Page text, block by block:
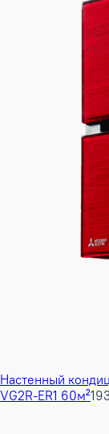
Настенный
VG2R-ER1 60м²